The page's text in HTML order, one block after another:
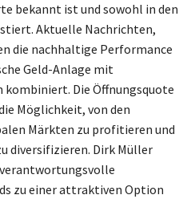
bekannt ist und sowohl in den
Aktuelle Nachrichten,
die nachhaltige Performance
Geld-Anlage mit
Die Öffnungsquote
Möglichkeit, von den
Märkten zu profitieren und
diversifizieren. Dirk Müller
zu einer attraktiven Option